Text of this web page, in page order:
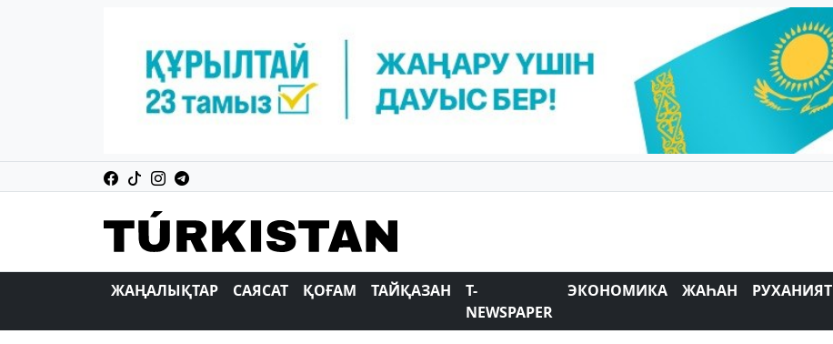
ЖАҢАЛЫҚТАР САЯСАТ ҚОҒАМ ТАЙҚАЗАН
T-
NEWSPAPER
ЭКОНОМИКА ЖАҺАН РУХАНИЯТ